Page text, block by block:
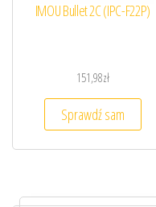
IMOU Bullet 2C (IPC-F22P)
151,98zł
Sprawdź sam